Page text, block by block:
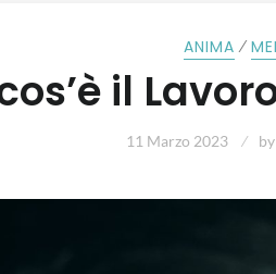
ANIMA ⁄
il
11 Marzo 2023 by